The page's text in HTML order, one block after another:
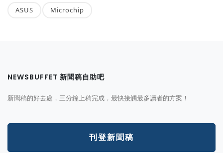
ASUS Microchip
NEWSBUFFET 新聞稿自助吧
新聞稿的好去處，三分鐘上稿完成，最快接觸最多讀者的方案！
刊登新聞稿